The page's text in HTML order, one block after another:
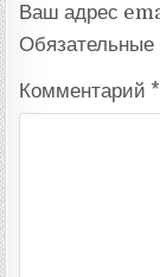
Ваш адрес
Обязательные
Комментарий *